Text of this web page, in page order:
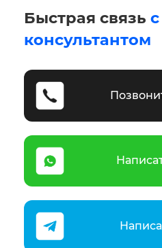
Быстрая связь с
консультантом